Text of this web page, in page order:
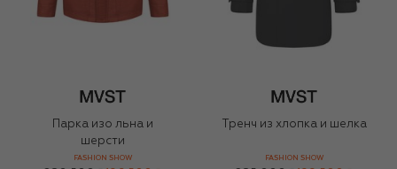
Парка изо льна и
шерсти
FASHION SHOW
Тренч из хлопка и шелка
FASHION SHOW